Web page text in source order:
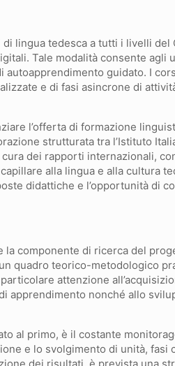
lingua tedesca a tutti i livelli del
Tale modalità consente agli
autoapprendimento guidato. I
e di fasi asincrone di
l’offerta di formazione
strutturata tra l’Istituto
dei rapporti internazionali,
alla lingua e alla cultura
didattiche e l’opportunità di
componente di ricerca del
quadro teorico-metodologico
attenzione
apprendimento nonché allo
al primo, è il costante
e lo svolgimento di unità, fasi